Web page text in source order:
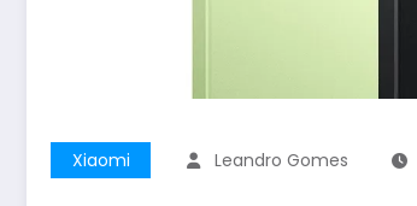
Xiaomi Leandro Gomes